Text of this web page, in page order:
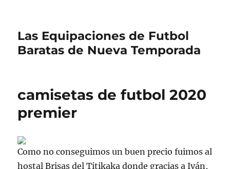
Las Equipaciones de Futbol
Baratas de Nueva Temporada
camisetas de futbol 2020
premier
Como no conseguimos un buen precio fuimos al
hostal Brisas del Titikaka donde gracias a Iván,